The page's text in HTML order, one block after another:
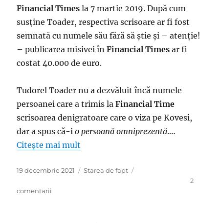
Financial Times la 7 martie 2019. După cum
susţine Toader, respectiva scrisoare ar fi fost
semnată cu numele său fără să ştie şi – atenţie!
– publicarea misivei în Financial Times ar fi
costat 40.000 de euro.
Tudorel Toader nu a dezvăluit încă numele
persoanei care a trimis la Financial Time
scrisoarea denigratoare care o viza pe Kovesi,
dar a spus că-i o persoană omniprezentă.…
Citește mai mult
Publicat
19 decembrie 2021 Categorii
Starea de fapt
2
comentarii